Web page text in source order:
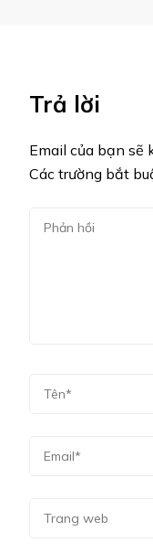
Trả lời
Email của bạn sẽ
Các trường bắt